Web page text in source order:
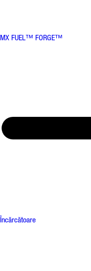
MX FUEL™ FORGE™
Încărcătoare